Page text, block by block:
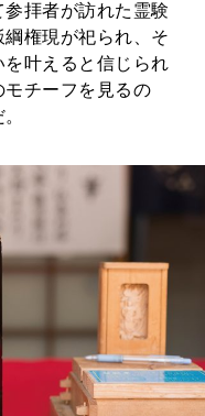
拝者が訪れた霊験
権現が祀られ、そ
叶えると信じられ
チーフを見るの